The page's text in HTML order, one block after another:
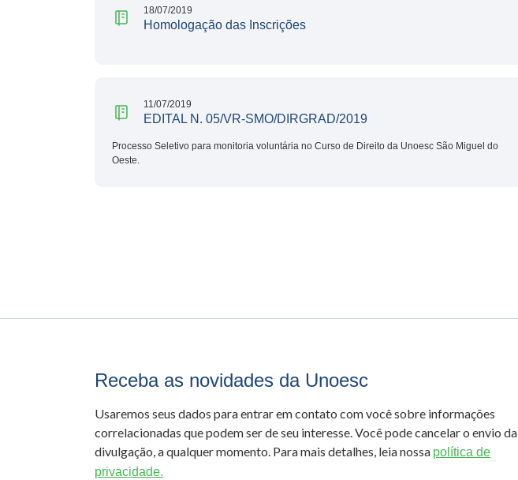
18/07/2019
Homologação das Inscrições
11/07/2019
EDITAL N. 05/VR-SMO/DIRGRAD/2019
Processo Seletivo para monitoria voluntária no Curso de Direito da Unoesc São Miguel do
Oeste.
Receba as novidades da Unoesc
Usaremos seus dados para entrar em contato com você sobre informações
correlacionadas que podem ser de seu interesse. Você pode cancelar o envio da
divulgação, a qualquer momento. Para mais detalhes, leia nossa política de
privacidade.